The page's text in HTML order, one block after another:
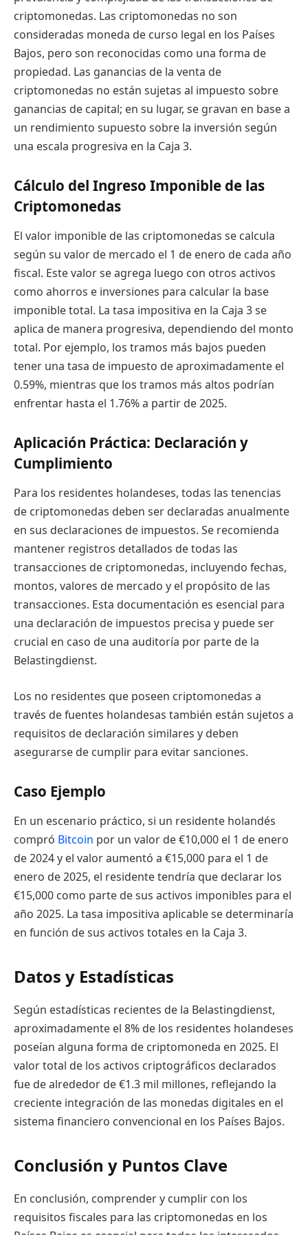
criptomonedas. Las criptomonedas no son
consideradas moneda de curso legal en los Países
Bajos, pero son reconocidas como una forma de
propiedad. Las ganancias de la venta de
criptomonedas no están sujetas al impuesto sobre
ganancias de capital; en su lugar, se gravan en base a
un rendimiento supuesto sobre la inversión según
una escala progresiva en la Caja 3.
Cálculo del Ingreso Imponible de las
Criptomonedas
El valor imponible de las criptomonedas se calcula
según su valor de mercado el 1 de enero de cada año
fiscal. Este valor se agrega luego con otros activos
como ahorros e inversiones para calcular la base
imponible total. La tasa impositiva en la Caja 3 se
aplica de manera progresiva, dependiendo del monto
total. Por ejemplo, los tramos más bajos pueden
tener una tasa de impuesto de aproximadamente el
0.59%, mientras que los tramos más altos podrían
enfrentar hasta el 1.76% a partir de 2025.
Aplicación Práctica: Declaración y
Cumplimiento
Para los residentes holandeses, todas las tenencias
de criptomonedas deben ser declaradas anualmente
en sus declaraciones de impuestos. Se recomienda
mantener registros detallados de todas las
transacciones de criptomonedas, incluyendo fechas,
montos, valores de mercado y el propósito de las
transacciones. Esta documentación es esencial para
una declaración de impuestos precisa y puede ser
crucial en caso de una auditoría por parte de la
Belastingdienst.
Los no residentes que poseen criptomonedas a
través de fuentes holandesas también están sujetos a
requisitos de declaración similares y deben
asegurarse de cumplir para evitar sanciones.
Caso Ejemplo
En un escenario práctico, si un residente holandés
compró Bitcoin por un valor de €10,000 el 1 de enero
de 2024 y el valor aumentó a €15,000 para el 1 de
enero de 2025, el residente tendría que declarar los
€15,000 como parte de sus activos imponibles para el
año 2025. La tasa impositiva aplicable se determinaría
en función de sus activos totales en la Caja 3.
Datos y Estadísticas
Según estadísticas recientes de la Belastingdienst,
aproximadamente el 8% de los residentes holandeses
poseían alguna forma de criptomoneda en 2025. El
valor total de los activos criptográficos declarados
fue de alrededor de €1.3 mil millones, reflejando la
creciente integración de las monedas digitales en el
sistema financiero convencional en los Países Bajos.
Conclusión y Puntos Clave
En conclusión, comprender y cumplir con los
requisitos fiscales para las criptomonedas en los